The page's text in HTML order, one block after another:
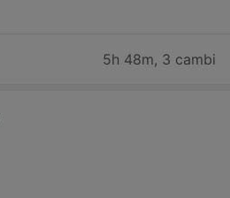
5h 48m, 3 cambi